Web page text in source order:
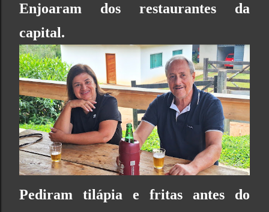
Enjoaram dos restaurantes da
capital.
Pediram tilápia e fritas antes do